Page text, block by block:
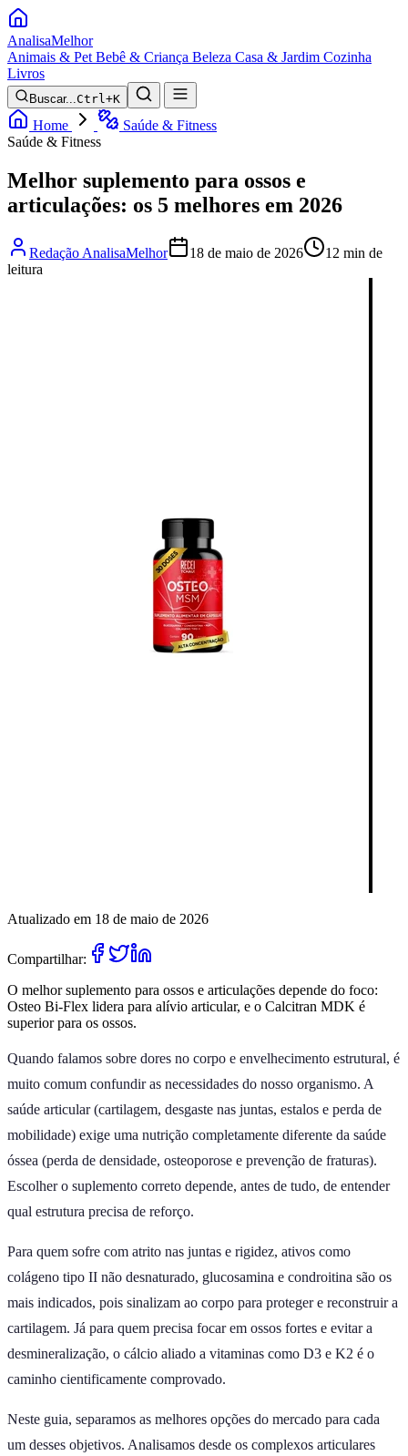
AnalisaMelhor
Animais & Pet Bebê & Criança Beleza Casa & Jardim Cozinha
Livros
Buscar...Ctrl+K
Home
Saúde & Fitness
Saúde & Fitness
Melhor suplemento para ossos e
articulações: os 5 melhores em 2026
Redação AnalisaMelhor 18 de maio de 2026
12 min de
leitura
Atualizado em 18 de maio de 2026
Compartilhar:
O melhor suplemento para ossos e articulações depende do foco:
Osteo Bi-Flex lidera para alívio articular, e o Calcitran MDK é
superior para os ossos.
Quando falamos sobre dores no corpo e envelhecimento estrutural, é
muito comum confundir as necessidades do nosso organismo. A
saúde articular (cartilagem, desgaste nas juntas, estalos e perda de
mobilidade) exige uma nutrição completamente diferente da saúde
óssea (perda de densidade, osteoporose e prevenção de fraturas).
Escolher o suplemento correto depende, antes de tudo, de entender
qual estrutura precisa de reforço.
Para quem sofre com atrito nas juntas e rigidez, ativos como
colágeno tipo II não desnaturado, glucosamina e condroitina são os
mais indicados, pois sinalizam ao corpo para proteger e reconstruir a
cartilagem. Já para quem precisa focar em ossos fortes e evitar a
desmineralização, o cálcio aliado a vitaminas como D3 e K2 é o
caminho cientificamente comprovado.
Neste guia, separamos as melhores opções do mercado para cada
um desses objetivos. Analisamos desde os complexos articulares